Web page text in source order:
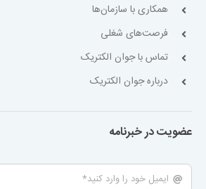
همکاری با سازمان‌ها
فرصت‌های شغلی
تماس با جوان الکتریک
درباره جوان الکتریک
عضویت در خبرنامه